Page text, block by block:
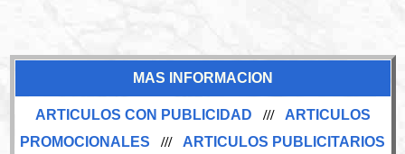
MAS INFORMACION
ARTICULOS CON PUBLICIDAD /// ARTICULOS
PROMOCIONALES /// ARTICULOS PUBLICITARIOS